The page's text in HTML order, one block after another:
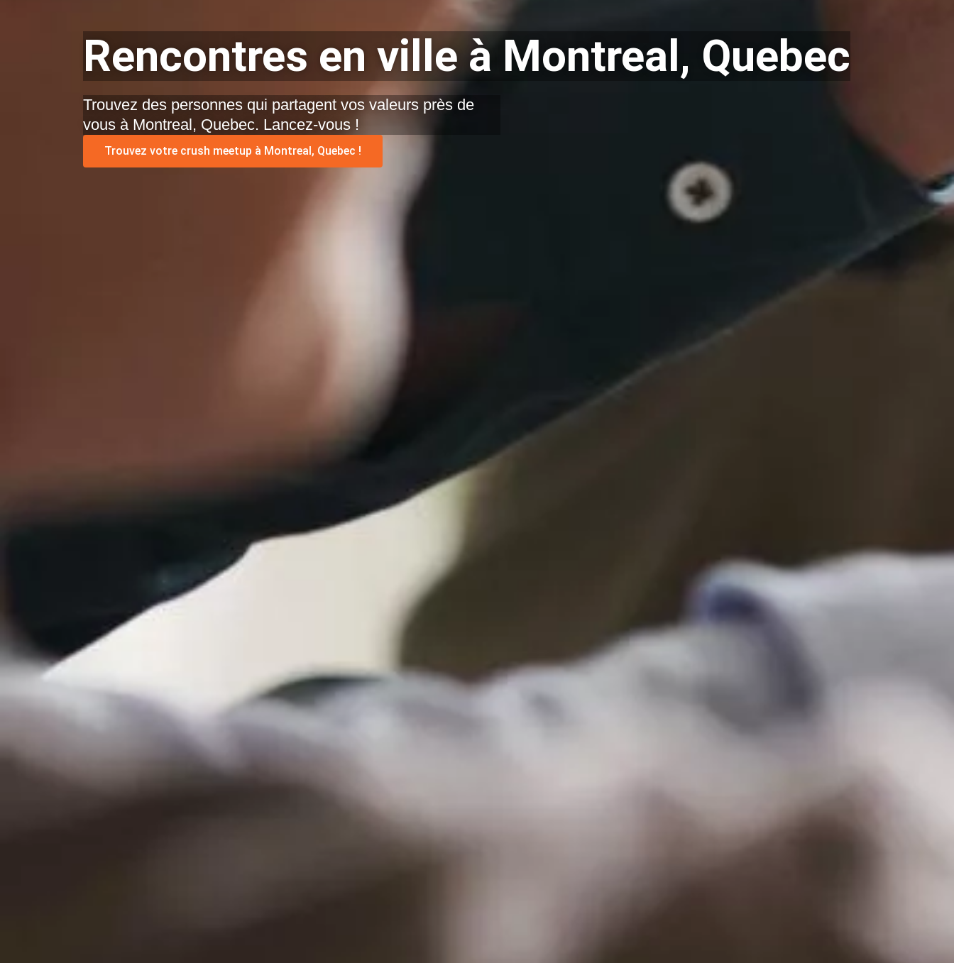
Rencontres en ville à Montreal, Quebec
Trouvez des personnes qui partagent vos valeurs près de
vous à Montreal, Quebec. Lancez-vous !
Trouvez votre crush meetup à Montreal, Quebec !